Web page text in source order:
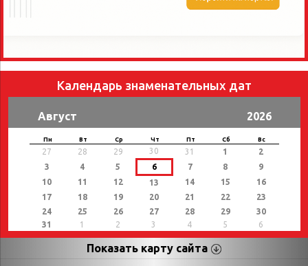
Календарь знаменательных дат
Август 2026
Пн Вт Ср Чт Пт Сб Вс
27 28 29 30 31 1
2
3
4 5 6 7 8
9
10
11 12 13 14 15
16
17
18 19 20 21 22
23
24
25 26 27 28 29
30
31
1 2 3 4 5 6
Показать карту сайта